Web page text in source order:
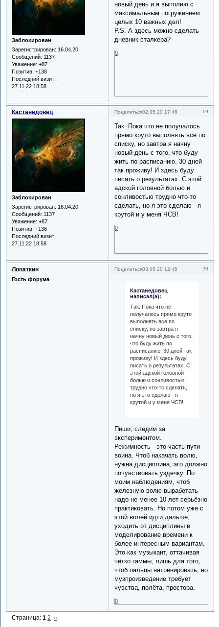
Заблокирован
Зарегистрирован: 16.04.20
Сообщений: 1137
Уважение: +87
Позитив: +138
Последний визит:
27.11.22 18:58
новый день и я выполню с
максимальным погружением
целых 10 важных дел!
P.S. А здесь можно сделать
дневник сталкера?
0
Поделиться 19
02.05.20 17:46
Кастанедовец
Заблокирован
Зарегистрирован: 16.04.20
Сообщений: 1137
Уважение: +87
Позитив: +138
Последний визит:
27.11.22 18:58
Так. Пока что не получалось
прямо круто выполнять все по
списку, но завтра я начну
новый день с того, что буду
жить по расписанию. 30 дней
так проживу! И здесь буду
писать о результатах. С этой
адской головной болью и
сонливостью трудно что-то
сделать, но я это сделаю - я
крутой и у меня ЧСВ!
0
Поделиться 20
03.05.20 12:45
Лопаткин
Гость форума
Кастанедовец
написал(а):
Так. Пока что не
получалось прямо круто
выполнять все по
списку, но завтра я
начну новый день с того,
что буду жить по
расписанию. 30 дней так
проживу! И здесь буду
писать о результатах. С
этой адской головной
болью и сонливостью
трудно что-то сделать,
но я это сделаю - я
крутой и у меня ЧСВ!
Пиши, следим за
экспериментом.
Режимность - это часть пути
воина. Чтоб накачать волю,
нужна дисциплина, эго должно
почувствовать уздечку. По
моим наблюдениям, чтоб
железную волю выработать
надо не менее 10 лет серьёзно
практиковать. Но потом уже с
этой волей идти дальше,
уходить от дисциплины в
моделирование времени к
более интересным вариантам.
Это как музыкант, оттачивая
чётко гаммы, лишь для того,
чтоб пальцы натренировать, но
музпроизведение требует
чувства, полёта, простора.
0
Страница:1 2 »